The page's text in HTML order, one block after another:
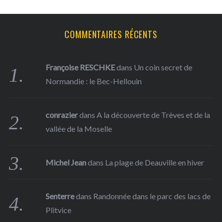
COMMENTAIRES RÉCENTS
Françoise RESCHKEdans Un coin secret de
Normandie : le Bec-Hellouin
conrazierdansA la découverte de Trèves et de la
vallée de la Moselle
Michel Jeandans La plage de Deauville en hiver
Senterredans Randonnée dans le parc des lacs de
Plitvice